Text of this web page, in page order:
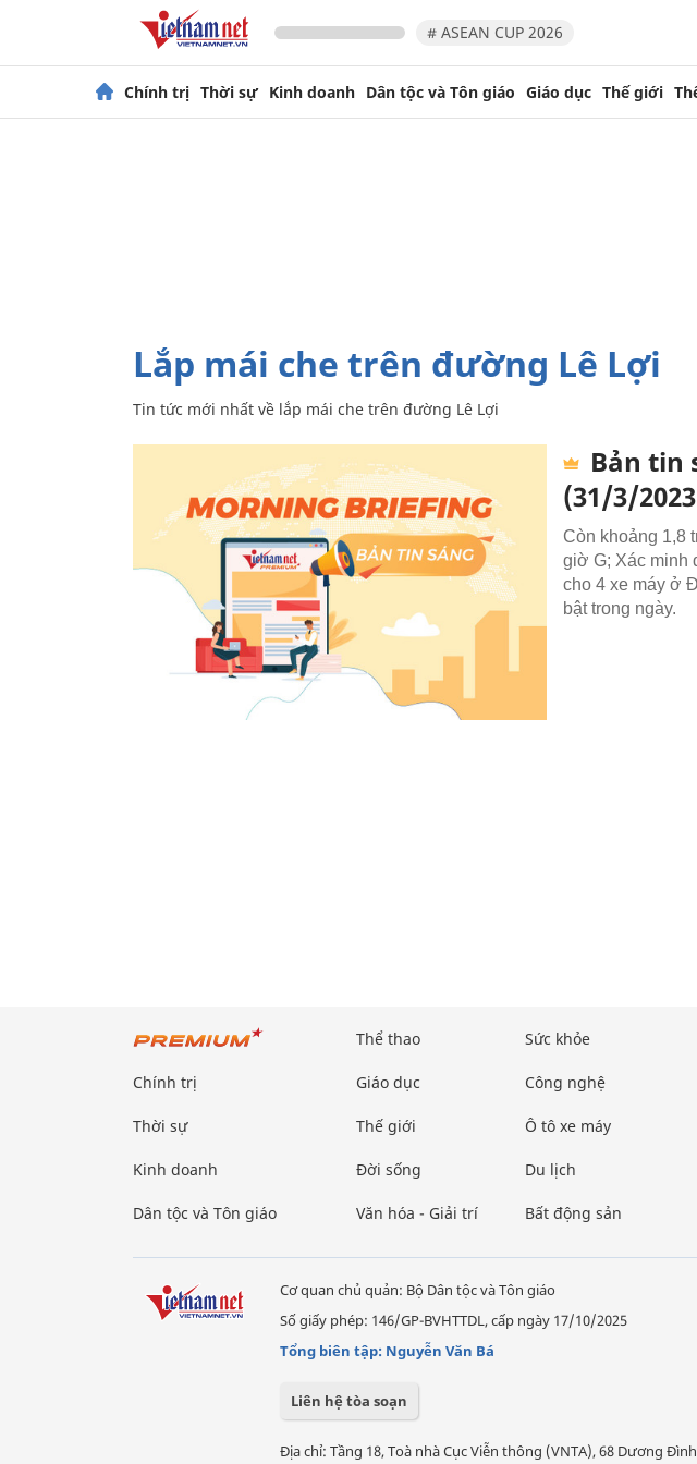
# ASEAN CUP 2026
Chính trị Thời sự Kinh doanh Dân tộc và Tôn giáo Giáo dục Thế giới
lắp mái che trên đường Lê Lợi
Tin tức mới nhất về lắp mái che trên đường Lê Lợi
Bản tin
(31/3/
Còn khoảng 1,8
giờ G; Xác minh
cho 4 xe máy ở
bật trong ngày.
Chính trị
Thời sự
Kinh doanh
Dân tộc và Tôn giáo
Thể thao
Giáo dục
Thế giới
Đời sống
Văn hóa - Giải trí
Sức khỏe
Công nghệ
Ô tô xe máy
Du lịch
Bất động sản
Cơ quan chủ quản: Bộ Dân tộc và Tôn giáo
Số giấy phép: 146/GP-BVHTTDL, cấp ngày 17/10/2025
Tổng biên tập: Nguyễn Văn Bá
Liên hệ tòa soạn
Địa chỉ: Tầng 18, Toà nhà Cục Viễn thông (VNTA), 68 Dương Đình